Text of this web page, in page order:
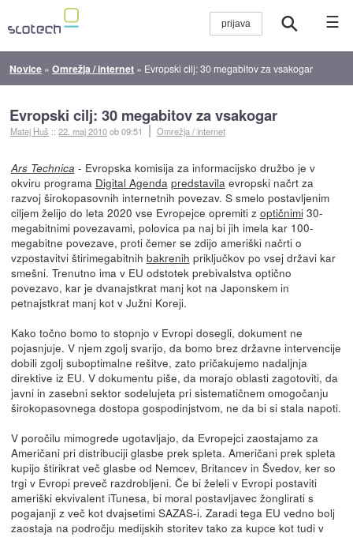
☰
Novice »Omrežja / internet » Evropski cilj: 30 megabitov za vsakogar
Evropski cilj: 30 megabitov za vsakogar
Matej Huš ::22. maj 2010ob 09:51 Omrežja / internet
Ars Technica - Evropska komisija za informacijsko družbo je v
okviru programa Digital Agenda predstavila evropski načrt za
razvoj širokopasovnih internetnih povezav. S smelo postavljenim
ciljem želijo do leta 2020 vse Evropejce opremiti z optičnimi30-
megabitnimi povezavami, polovica pa naj bi jih imela kar 100-
megabitne povezave, proti čemer se zdijo ameriški načrti o
vzpostavitvi štirimegabitnih bakrenih priključkov po vsej državi kar
smešni. Trenutno ima v EU odstotek prebivalstva optično
povezavo, kar je dvanajstkrat manj kot na Japonskem in
petnajstkrat manj kot v Južni Koreji.
Kako točno bomo to stopnjo v Evropi dosegli, dokument ne
pojasnjuje. V njem zgolj svarijo, da bomo brez državne intervencije
dobili zgolj suboptimalne rešitve, zato pričakujemo nadaljnja
direktive iz EU. V dokumentu piše, da morajo oblasti zagotoviti, da
javni in zasebni sektor sodelujeta pri sistematičnem omogočanju
širokopasovnega dostopa gospodinjstvom, ne da bi si stala napoti.
V poročilu mimogrede ugotavljajo, da Evropejci zaostajamo za
Američani pri distribuciji glasbe prek spleta. Američani prek spleta
kupijo štirikrat več glasbe od Nemcev, Britancev in Švedov, ker so
trgi v Evropi preveč razdrobljeni. Če bi želeli v Evropi postaviti
ameriški ekvivalent iTunesa, bi moral postavljavec žonglirati s
pogajanji z več kot dvajsetimi SAZAS-i. Zaradi tega EU vedno bolj
zaostaja na področju medijskih storitev tako za kupce kot tudi v